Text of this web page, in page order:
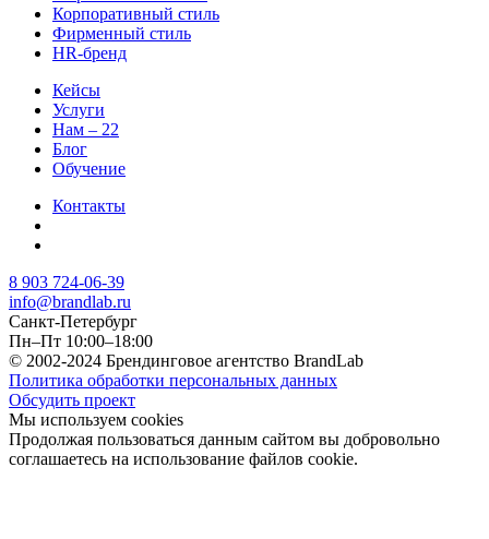
Корпоративный стиль
Фирменный стиль
HR-бренд
Кейсы
Услуги
Нам – 22
Блог
Обучение
Контакты
8 903 724-06-39
info@brandlab.ru
Санкт-Петербург
Пн–Пт 10:00–18:00
© 2002-2024 Брендинговое агентство BrandLab
Политика обработки персональных данных
Обсудить проект
Мы используем cookies
Продолжая пользоваться данным сайтом вы добровольно
соглашаетесь на использование файлов cookie.